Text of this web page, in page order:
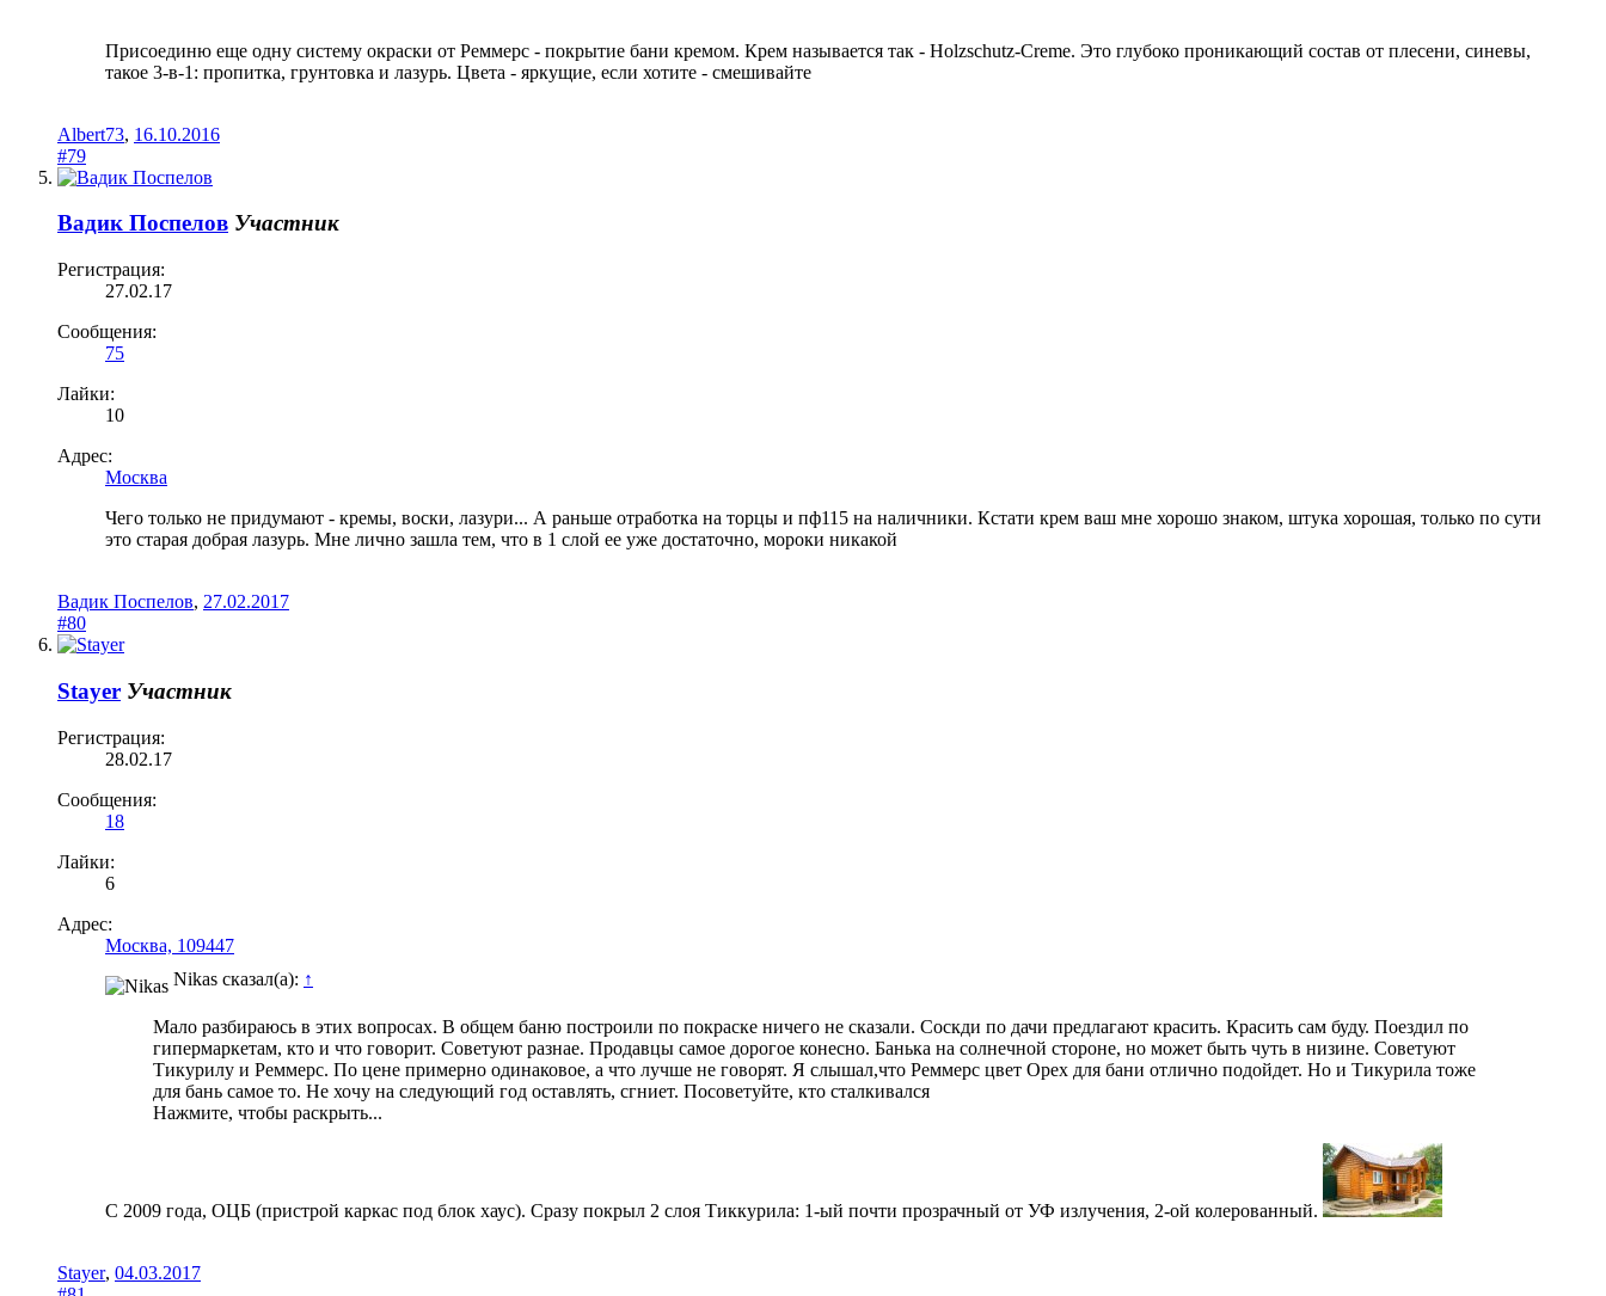
Присоединю еще одну систему окраски от Реммерс - покрытие бани кремом. Крем называется так - Holzschutz-Creme. Это глубоко проникающий состав от плесени, синевы,
такое 3-в-1: пропитка, грунтовка и лазурь. Цвета - яркущие, если хотите - смешивайте
Albert73, 16.10.2016
#79
Вадик Поспелов Участник
Регистрация:
27.02.17
Сообщения:
75
Лайки:
10
Адрес:
Москва
Чего только не придумают - кремы, воски, лазури... А раньше отработка на торцы и пф115 на наличники. Кстати крем ваш мне хорошо знаком, штука хорошая, только по сути
это старая добрая лазурь. Мне лично зашла тем, что в 1 слой ее уже достаточно, мороки никакой
Вадик Поспелов, 27.02.2017
#80
Stayer Участник
Регистрация:
28.02.17
Сообщения:
18
Лайки:
6
Адрес:
Москва, 109447
Nikas сказал(а): ↑
Мало разбираюсь в этих вопросах. В общем баню построили по покраске ничего не сказали. Соскди по дачи предлагают красить. Красить сам буду. Поездил по
гипермаркетам, кто и что говорит. Советуют разнае. Продавцы самое дорогое конесно. Банька на солнечной стороне, но может быть чуть в низине. Советуют
Тикурилу и Реммерс. По цене примерно одинаковое, а что лучше не говорят. Я слышал,что Реммерс цвет Орех для бани отлично подойдет. Но и Тикурила тоже
для бань самое то. Не хочу на следующий год оставлять, сгниет. Посоветуйте, кто сталкивался
Нажмите, чтобы раскрыть...
С 2009 года, ОЦБ (пристрой каркас под блок хаус). Сразу покрыл 2 слоя Тиккурила: 1-ый почти прозрачный от УФ излучения, 2-ой колерованный.
Stayer, 04.03.2017